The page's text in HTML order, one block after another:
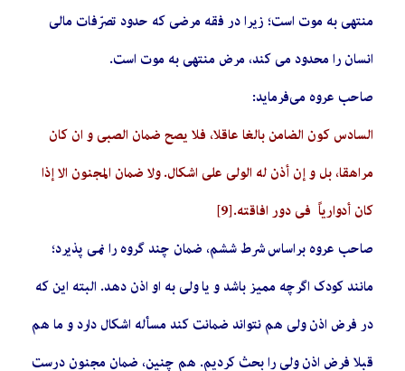
منتهی به موت است؛ زیرا در فقه مرضی که حدود تصرّفات مالی
انسان را محدود می کند، مرض منتهی به موت است.
صاحب عروه می‌فرماید:
السادس کون الضامن بالغا عاقلا، فلا یصح ضمان الصبی و ان کان
مراهقا، بل و إن أذن له الولی علی اشکال. ولا ضمان المجنون الا إذا
کان أدواریاً فی دور افاقته.[9]
صاحب عروه براساس شرط ششم، ضمان چند گروه را نمی پذیرد؛
مانند کودک اگرچه ممیز باشد و یا ولی به او اذن دهد. البته این که
در فرض اذن ولی هم نتواند ضمانت کند مسأله اشکال دارد و ما هم
قبلا فرض اذن ولی را بحث کردیم. هم چنین، ضمان مجنون درست